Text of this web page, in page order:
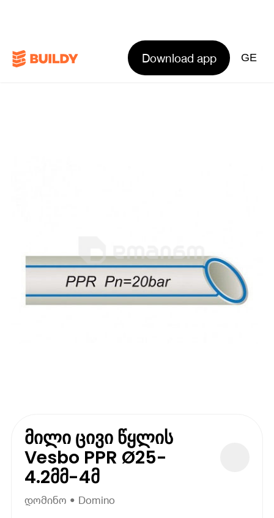
Download app GE
მილი ცივი წყლის
Vesbo PPR Ø25-
4.2მმ-4მ
დომინო • Domino